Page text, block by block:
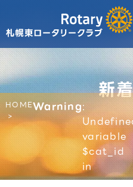
新
HOMEWarning:
variable
$cat_id
in